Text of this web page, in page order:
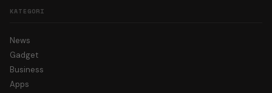
KATEGORI
News
Gadget
Business
Apps